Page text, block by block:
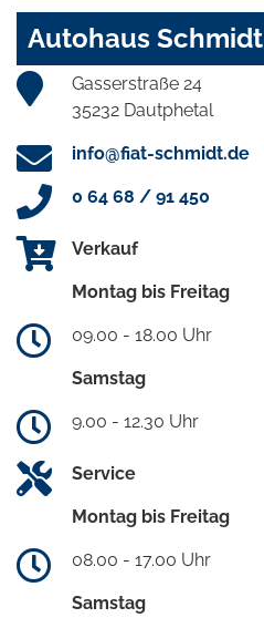
Autohaus Schmidt
Gasserstraße 24
35232 Dautphetal
info@fiat-schmidt.de
0 64 68 / 91 450
Verkauf
Montag bis Freitag
09.00 - 18.00 Uhr
Samstag
9.00 - 12.30 Uhr
Service
Montag bis Freitag
08.00 - 17.00 Uhr
Samstag